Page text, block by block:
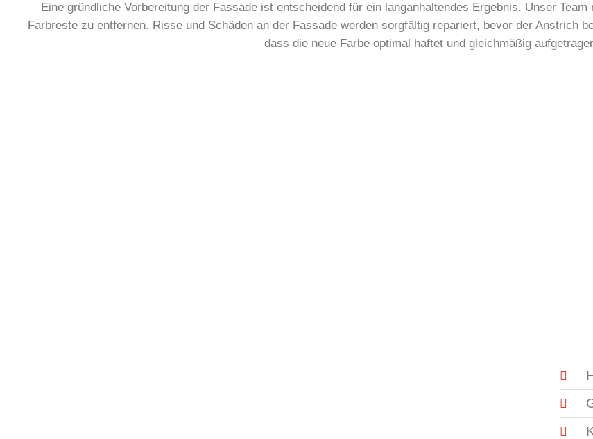
Eine gründliche Vorbereitung der Fassade ist entscheidend für ein langanhaltendes Ergebnis. Unser
Farbreste zu entfernen. Risse und Schäden an der Fassade werden sorgfältig repariert, bevor der Anstrich
dass die neue Farbe optimal haftet und gleichmäßig